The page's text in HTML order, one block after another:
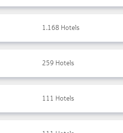
1.168 Hotels
259 Hotels
111 Hotels